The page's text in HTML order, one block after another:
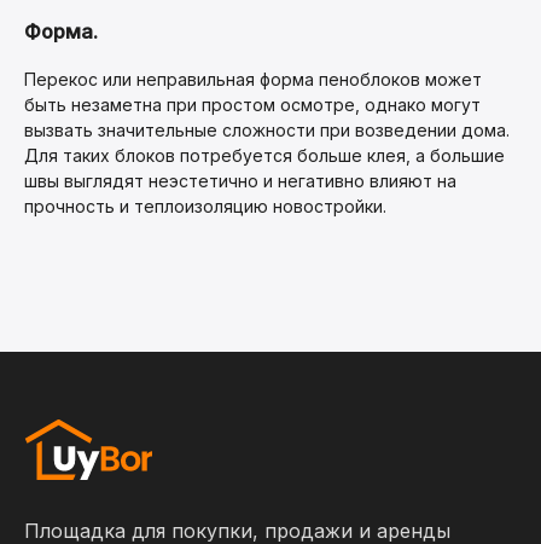
Форма.
Перекос или неправильная форма пеноблоков может
быть незаметна при простом осмотре, однако могут
вызвать значительные сложности при возведении дома.
Для таких блоков потребуется больше клея, а большие
швы выглядят неэстетично и негативно влияют на
прочность и теплоизоляцию новостройки.
Площадка для покупки, продажи и аренды